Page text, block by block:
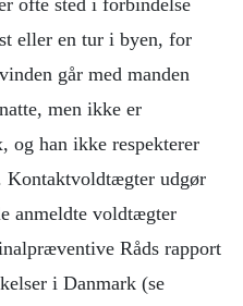
ofte sted i forbindelse
eller en tur i byen, for
går med manden
men ikke er
og han ikke respekterer
Kontaktvoldtægter udgør
anmeldte voldtægter
Råds rapport
i Danmark (se